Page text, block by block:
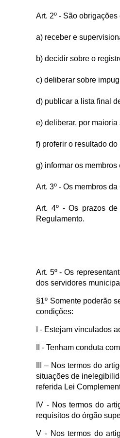
Art. 2º - São
a) receber e
b) decidir sobre o
c) deliberar sobre
d) publicar a lista final
e) deliberar, por
f) proferir o resultado do
g) informar os
Art. 3º - Os membros
Art. 4º - Os prazos
Regulamento.
Art. 5º - Os
dos servidores
§1º Somente poderão
condições:
I - Estejam vinculados
II - Tenham conduta
III – Nos termos do
situações de
referida Lei
IV - Nos termos do
requisitos do órgão
V - Nos termos do